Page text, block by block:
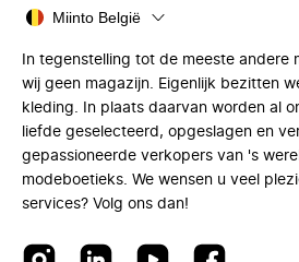
Miinto België
In tegenstelling tot de meeste andere
wij geen magazijn. Eigenlijk bezitten
kleding. In plaats daarvan worden al
liefde geselecteerd, opgeslagen en
gepassioneerde verkopers van 's
modeboetieks. We wensen u veel
services? Volg ons dan!